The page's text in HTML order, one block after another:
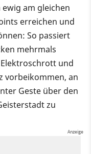
am gleichen
erreichen und
So passiert
mehrmals
und
vorbeikommen, an
Geste über den
zu